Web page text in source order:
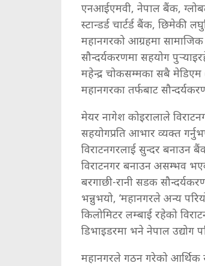
एनआईएमवी, नेपाल बैंक,
स्टान्डर्ड चार्टर्ड बैंक, छिमेकी
महानगरको आग्रहमा सामाजिक
सौन्दर्यकरणमा सहयोग
महेन्द्र चोकसम्मका सबै मेडिएम
महानगरका तर्फबाट
मेयर नागेश कोइरालाले
सहयोगप्रति आभार व्यक्त
विराटनगरलाई सुन्दर बनाउन
विराटनगर बनाउन असम्भव
बरगाछी-रानी सडक
भन्नुभयो, ‘महानगरले अन्य
किलोमिटर लम्बाई रहेको
डिभाइडरमा भने नेपाल उद्योग
महानगरले गठन गरेको आर्थिक